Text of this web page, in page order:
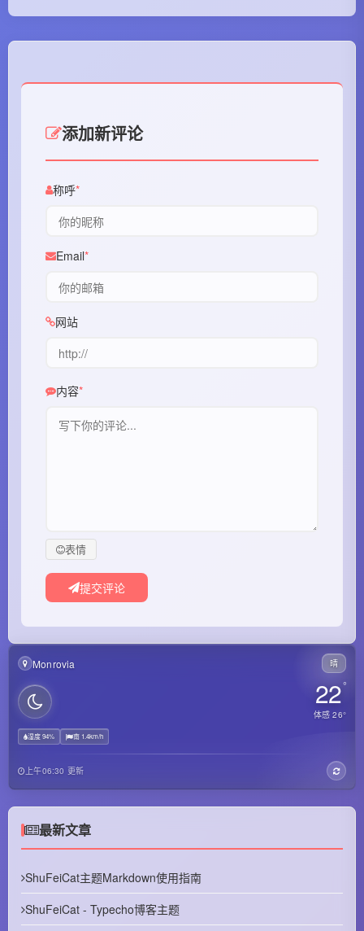
添加新评论
称呼
Email
网站
内容
表情
提交评论
Monrovia 晴
22°
体感 26°
湿度 94% 南 1.4km/h
上午06:30 更新
最新文章
ShuFeiCat主题Markdown使用指南
ShuFeiCat - Typecho博客主题